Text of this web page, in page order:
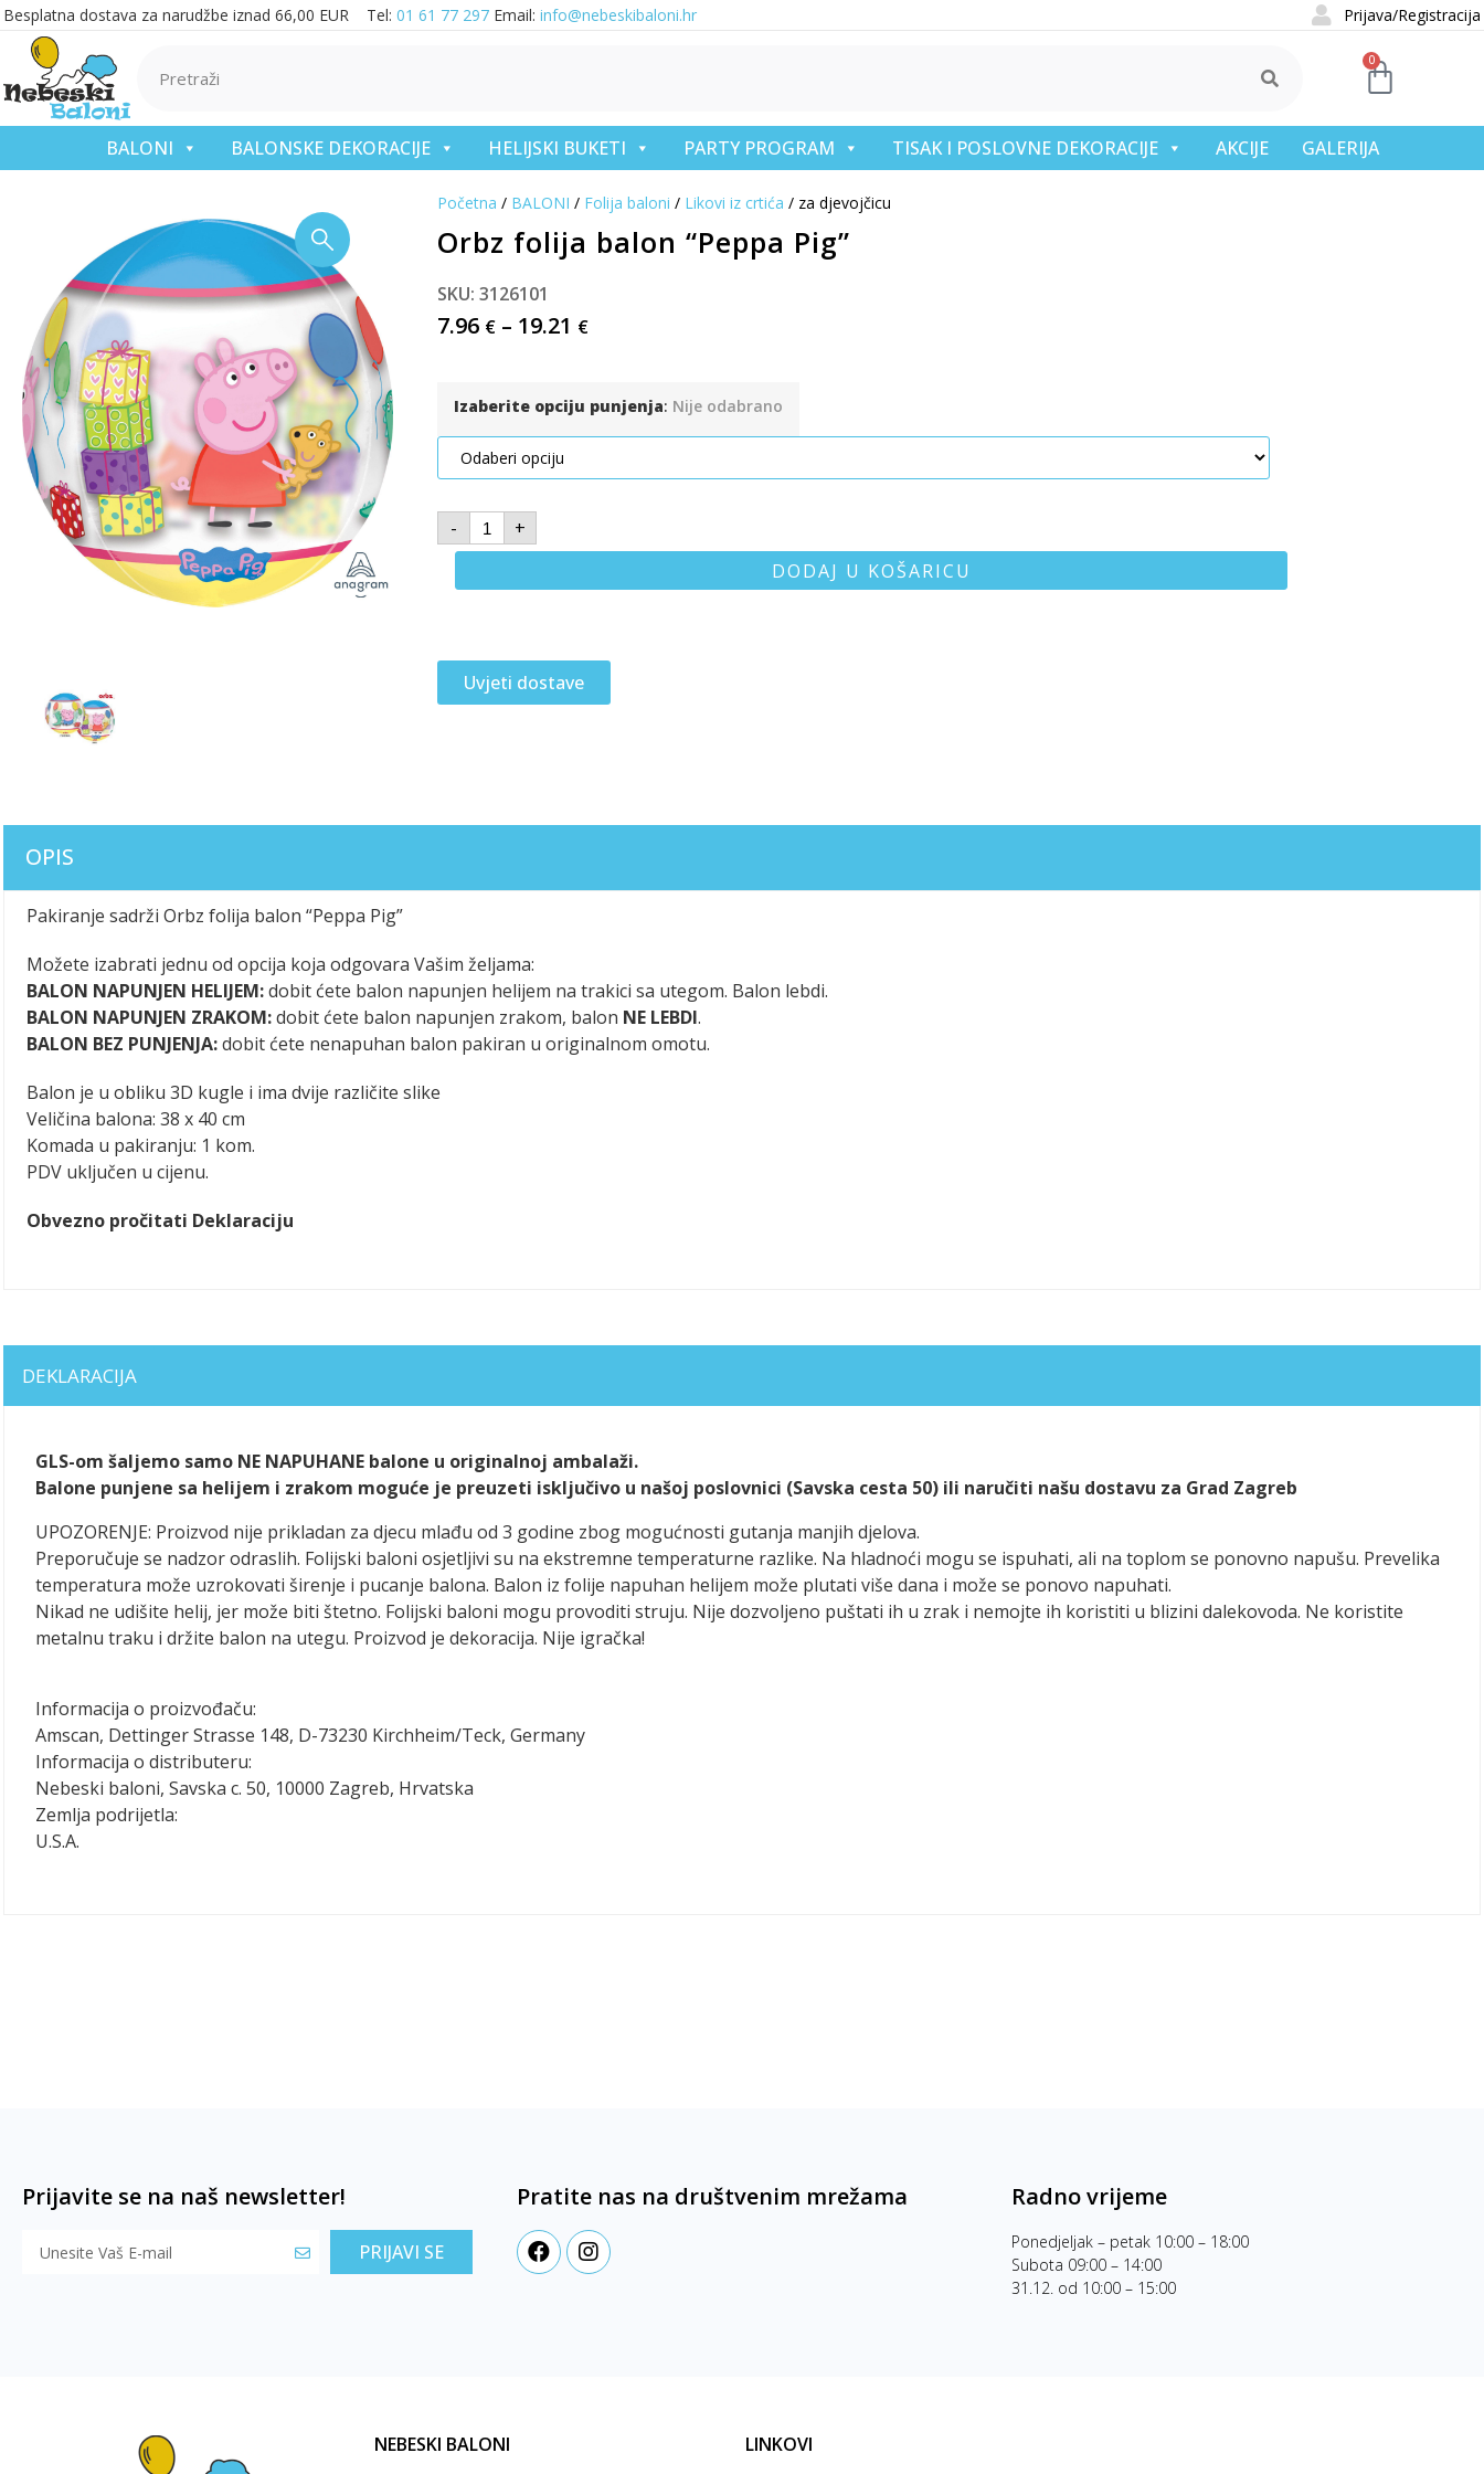
Besplatna dostava za narudžbe iznad 66,00 EUR Tel: 01 61 77 297 Email: info@nebeskibaloni.hr Prijava/Registracija
0
BALONI BALONSKE DEKORACIJE HELIJSKI BUKETI PARTY PROGRAM TISAK I POSLOVNE DEKORACIJE AKCIJE GALERIJA
Početna / BALONI / Folija baloni / Likovi iz crtića / za djevojčicu
Orbz folija balon “Peppa Pig”
SKU: 3126101
7.96 €– 19.21 €
Izaberite opciju punjenja: Nije odabrano
-
+
DODAJ U KOŠARICU
Uvjeti dostave
OPIS
Pakiranje sadrži Orbz folija balon “Peppa Pig”
Možete izabrati jednu od opcija koja odgovara Vašim željama:
BALON NAPUNJEN HELIJEM:dobit ćete balon napunjen helijem na trakici sa utegom. Balon lebdi.
BALON NAPUNJEN ZRAKOM:dobit ćete balon napunjen zrakom, balon NE LEBDI.
BALON BEZ PUNJENJA:dobit ćete nenapuhan balon pakiran u originalnom omotu.
Balon je u obliku 3D kugle i ima dvije različite slike
Veličina balona: 38 x 40 cm
Komada u pakiranju: 1 kom.
PDV uključen u cijenu.
Obvezno pročitati Deklaraciju
DEKLARACIJA
GLS-om šaljemo samo NE NAPUHANE balone u originalnoj ambalaži.
Balone punjene sa helijem i zrakom moguće je preuzeti isključivo u našoj poslovnici (Savska cesta 50) ili naručiti našu dostavu za Grad Zagreb
UPOZORENJE: Proizvod nije prikladan za djecu mlađu od 3 godine zbog mogućnosti gutanja manjih djelova.
Preporučuje se nadzor odraslih. Folijski baloni osjetljivi su na ekstremne temperaturne razlike. Na hladnoći mogu se ispuhati, ali na toplom se ponovno napušu. Prevelika
temperatura može uzrokovati širenje i pucanje balona. Balon iz folije napuhan helijem može plutati više dana i može se ponovo napuhati.
Nikad ne udišite helij, jer može biti štetno. Folijski baloni mogu provoditi struju. Nije dozvoljeno puštati ih u zrak i nemojte ih koristiti u blizini dalekovoda. Ne koristite
metalnu traku i držite balon na utegu. Proizvod je dekoracija. Nije igračka!
Informacija o proizvođaču:
Amscan, Dettinger Strasse 148, D-73230 Kirchheim/Teck, Germany
Informacija o distributeru:
Nebeski baloni, Savska c. 50, 10000 Zagreb, Hrvatska
Zemlja podrijetla:
U.S.A.
Prijavite se na naš newsletter!
PRIJAVI SE
Pratite nas na društvenim mrežama Radno vrijeme
Ponedjeljak – petak 10:00 – 18:00
Subota 09:00 – 14:00
31.12. od 10:00 – 15:00
NEBESKI BALONI LINKOVI